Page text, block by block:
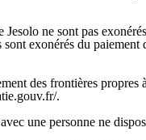
ne sont pas
exonérés du paiement
des frontières
.
une personne ne